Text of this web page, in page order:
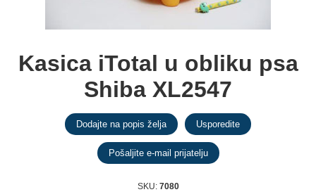
Kasica iTotal u obliku psa
Shiba XL2547
SKU: 7080